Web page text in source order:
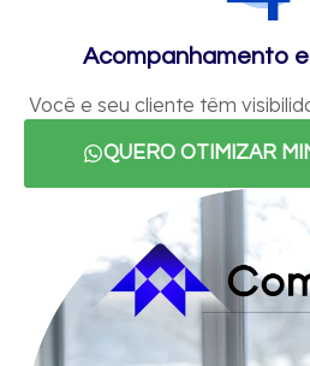
Acompanhamento
Você e seu cliente têm
QUERO OTIMIZAR